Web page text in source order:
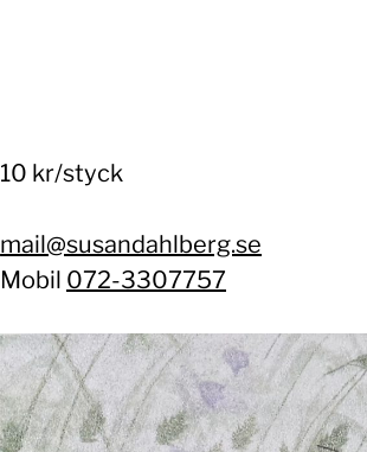
10 kr/styck
mail@susandahlberg.se
Mobil 072-3307757